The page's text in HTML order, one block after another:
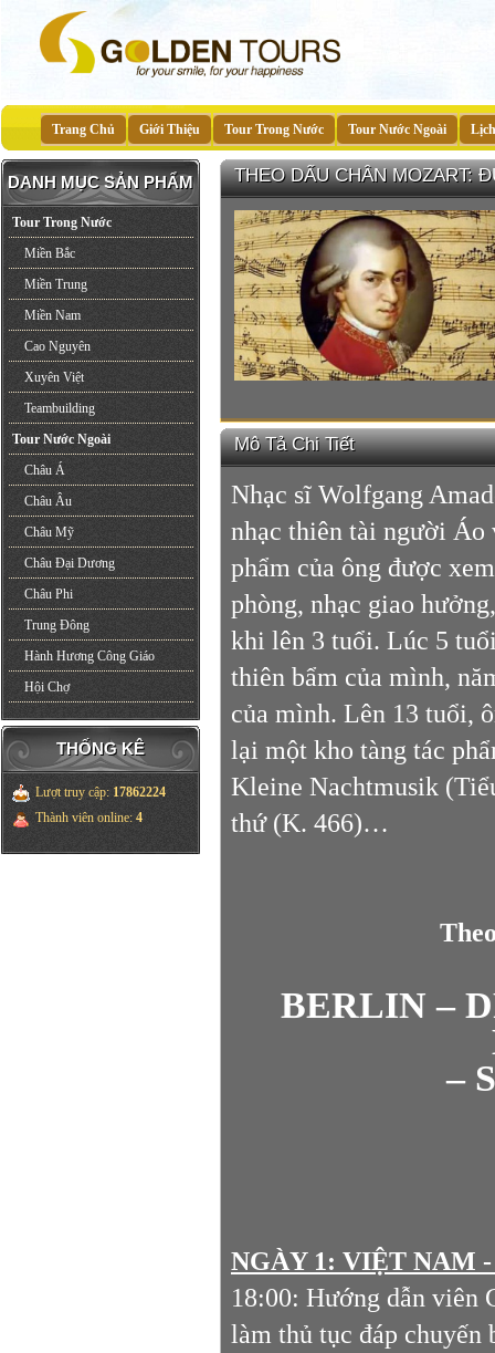
Trang Chủ Giới Thiệu Tour Trong Nước Tour Nước Ngoài
DANH MỤC SẢN PHẨM
Tour Trong Nước
Miền Bắc
Miền Trung
Miền Nam
Cao Nguyên
Xuyên Việt
Teambuilding
Tour Nước Ngoài
Châu Á
Châu Âu
Châu Mỹ
Châu Đại Dương
Châu Phi
Trung Đông
Hành Hương Công Giáo
Hội Chợ
THỐNG KÊ
Lượt truy cập: 17862224
Thành viên online: 4
THEO DẤU CHÂN MOZART:
Mô Tả Chi Tiết
Nhạc sĩ Wolfgang
nhạc thiên tài người Áo
phẩm của ông được
phòng, nhạc giao
khi lên 3 tuổi. Lúc 5
thiên bẩm của mình,
của mình. Lên 13 tuổi,
lại một kho tàng tác
Kleine Nachtmusik
thứ (K. 466)…
BERLIN –
–
NGÀY 1: VIỆT NAM
18:00: Hướng dẫn viên
làm thủ tục đáp